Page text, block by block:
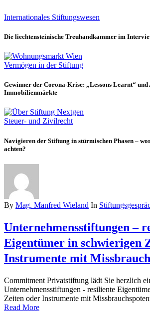
Internationales Stiftungswesen
Die liechtensteinische Treuhandkammer im
Vermögen in der Stiftung
Gewinner der Corona-Krise: „Lessons Learnt“ und
Immobilienmärkte
Steuer- und Zivilrecht
Navigieren der Stiftung in stürmischen Phasen –
achten?
By Mag. Manfred Wieland In
Unternehmensstiftungen –
Eigentümer in schwierigen
Instrumente mit
Commitment Privatstiftung lädt Sie herzlich
Unternehmensstiftungen - resiliente
Zeiten oder Instrumente mit
Read More